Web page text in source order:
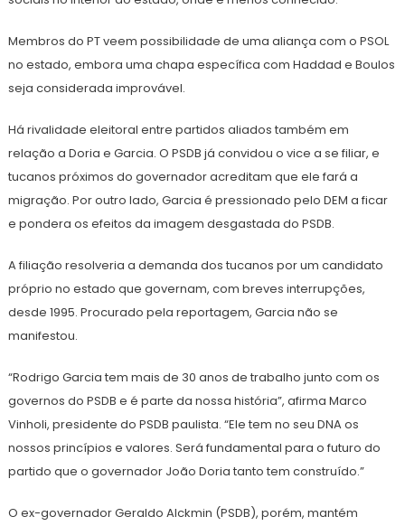
Membros do PT veem possibilidade de uma aliança com o PSOL
no estado, embora uma chapa específica com Haddad e Boulos
seja considerada improvável.
Há rivalidade eleitoral entre partidos aliados também em
relação a Doria e Garcia. O PSDB já convidou o vice a se filiar, e
tucanos próximos do governador acreditam que ele fará a
migração. Por outro lado, Garcia é pressionado pelo DEM a ficar
e pondera os efeitos da imagem desgastada do PSDB.
A filiação resolveria a demanda dos tucanos por um candidato
próprio no estado que governam, com breves interrupções,
desde 1995. Procurado pela reportagem, Garcia não se
manifestou.
“Rodrigo Garcia tem mais de 30 anos de trabalho junto com os
governos do PSDB e é parte da nossa história”, afirma Marco
Vinholi, presidente do PSDB paulista. “Ele tem no seu DNA os
nossos princípios e valores. Será fundamental para o futuro do
partido que o governador João Doria tanto tem construído.”
O ex-governador Geraldo Alckmin (PSDB), porém, mantém